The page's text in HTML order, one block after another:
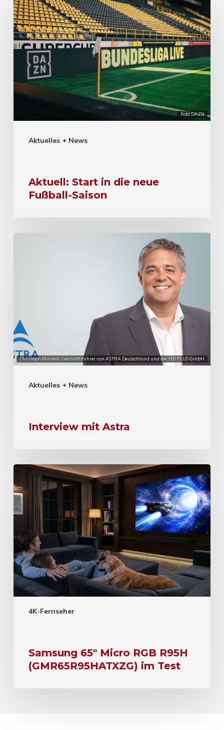
Foto: DAZN
Aktuelles + News
Aktuell: Start in die neue
Fußball-Saison
Christoph Mühleib, Geschäftsführer von ASTRA Deutschland und der HD PLUS GmbH
Aktuelles + News
Interview mit Astra
4K-Fernseher
Samsung 65″ Micro RGB R95H
(GMR65R95HATXZG) im Test